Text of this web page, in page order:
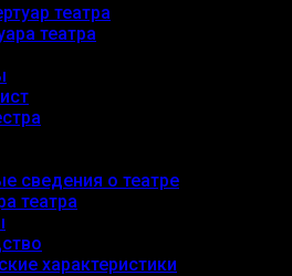
театра
театра
сведения о театре
театра
характеристики